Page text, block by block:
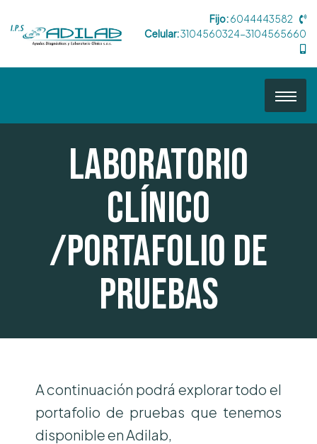
Fijo:6044443582
Celular:3104560324-3104565660
Laboratorio
Clínico
/Portafolio de
pruebas
A continuación podrá explorar todo el
portafolio de pruebas que tenemos
disponible en Adilab,